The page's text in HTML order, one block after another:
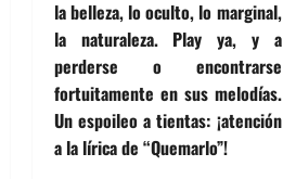
la belleza, lo oculto, lo marginal,
la naturaleza. Play ya, y a
perderse o encontrarse
fortuitamente en sus melodías.
Un espoileo a tientas: ¡atención
a la lírica de “Quemarlo”!